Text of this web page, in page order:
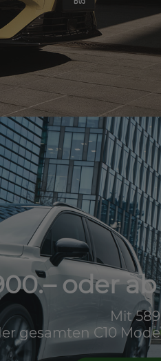
oder
Mit
gesamten C10